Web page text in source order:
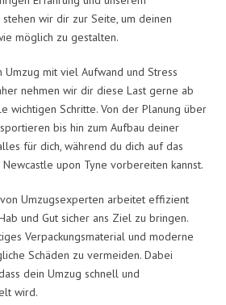
wir dir zur Seite, um deinen
möglich zu gestalten.
Umzug mit viel Aufwand und Stress
nehmen wir dir diese Last gerne ab
wichtigen Schritte. Von der Planung über
bis hin zum Aufbau deiner
für dich, während du dich auf das
upon Tyne vorbereiten kannst.
Umzugsexperten arbeitet effizient
und Gut sicher ans Ziel zu bringen.
Verpackungsmaterial und moderne
Schäden zu vermeiden. Dabei
dein Umzug schnell und
wird.